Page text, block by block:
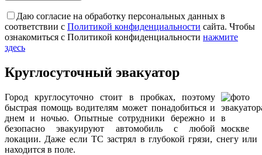
Даю согласие на обработку персональных данных в
соответствии с Политикой конфиденциальности сайта. Чтобы
ознакомиться с Политикой конфиденциальности нажмите
здесь
Круглосуточный эвакуатор
Город круглосуточно стоит в пробках, поэтому
быстрая помощь водителям может понадобиться и
днем и ночью. Опытные сотрудники бережно и
безопасно эвакуируют автомобиль с любой
локации. Даже если ТС застрял в глубокой грязи, снегу или
находится в поле.